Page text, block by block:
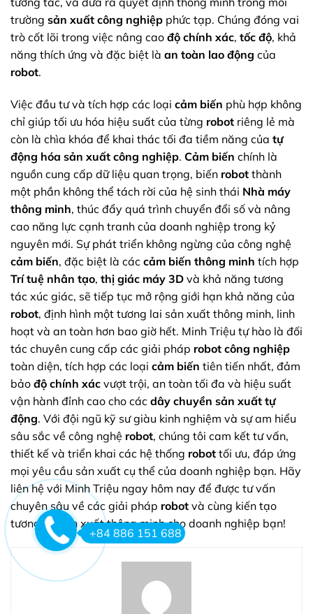
trường sản xuất công nghiệp phức tạp. Chúng đóng vai
trò cốt lõi trong việc nâng cao độ chính xác, tốc độ, khả
năng thích ứng và đặc biệt là an toàn lao động của
robot.
Việc đầu tư và tích hợp các loại cảm biến phù hợp không
chỉ giúp tối ưu hóa hiệu suất của từng robot riêng lẻ mà
còn là chìa khóa để khai thác tối đa tiềm năng của tự
động hóa sản xuất công nghiệp. Cảm biến chính là
nguồn cung cấp dữ liệu quan trọng, biến robot thành
một phần không thể tách rời của hệ sinh thái Nhà máy
thông minh, thúc đẩy quá trình chuyển đổi số và nâng
cao năng lực cạnh tranh của doanh nghiệp trong kỷ
nguyên mới. Sự phát triển không ngừng của công nghệ
cảm biến, đặc biệt là các cảm biến thông minh tích hợp
Trí tuệ nhân tạo, thị giác máy 3D và khả năng tương
tác xúc giác, sẽ tiếp tục mở rộng giới hạn khả năng của
robot, định hình một tương lai sản xuất thông minh, linh
hoạt và an toàn hơn bao giờ hết. Minh Triệu tự hào là đối
tác chuyên cung cấp các giải pháp robot công nghiệp
toàn diện, tích hợp các loại cảm biến tiên tiến nhất, đảm
bảo độ chính xác vượt trội, an toàn tối đa và hiệu suất
vận hành đỉnh cao cho các dây chuyền sản xuất tự
động. Với đội ngũ kỹ sư giàu kinh nghiệm và sự am hiểu
sâu sắc về công nghệ robot, chúng tôi cam kết tư vấn,
thiết kế và triển khai các hệ thống robot tối ưu, đáp ứng
mọi yêu cầu sản xuất cụ thể của doanh nghiệp bạn. Hãy
liên hệ với Minh Triệu ngay hôm nay để được tư vấn
chuyên sâu về các giải pháp robot và cùng kiến tạo
tương lai sản xuất thông minh cho doanh nghiệp bạn!
+84 886 151 688